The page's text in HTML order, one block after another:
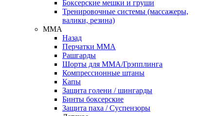
Боксерские мешки и груши
Тренировочные системы (массажеры,
валики, резина)
ММА
Назад
Перчатки ММА
Рашгарды
Шорты для ММА/Грэпплинга
Компрессионные штаны
Капы
Защита голени / шингарды
Бинты боксерские
Защита паха / Суспензоры